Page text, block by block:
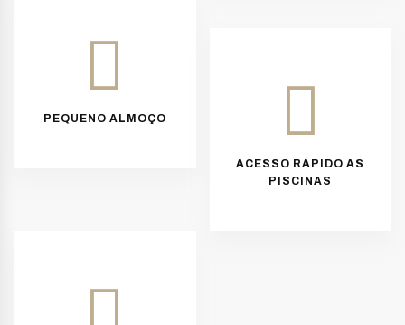
PEQUENO ALMOÇO
ACESSO RÁPIDO AS
PISCINAS